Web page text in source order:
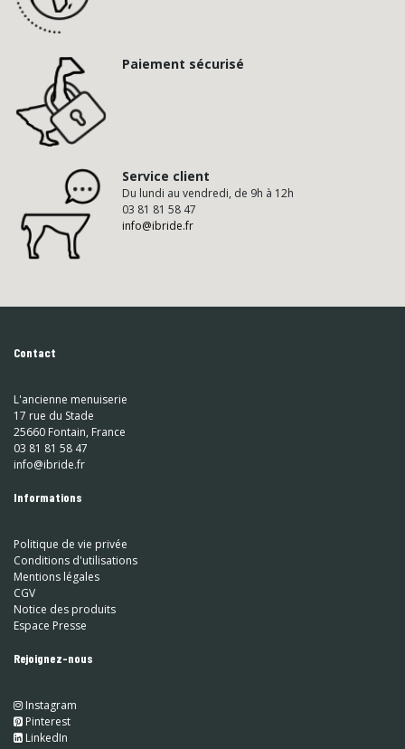
Paiement sécurisé
Service client
Du lundi au vendredi, de 9h à 12h
03 81 81 58 47
info@ibride.fr
Contact
L'ancienne menuiserie
17 rue du Stade
25660 Fontain, France
03 81 81 58 47
info@ibride.fr
Informations
Politique de vie privée
Conditions d'utilisations
Mentions légales
CGV
Notice des produits
Espace Presse
Rejoignez-nous
Instagram
Pinterest
LinkedIn